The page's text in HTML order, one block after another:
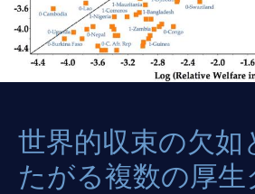
世界的収束の欠如
たがる複数の厚生